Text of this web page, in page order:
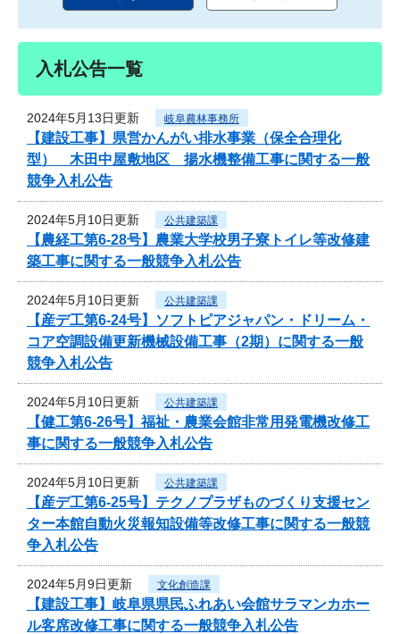
入札公告一覧
2024年5月13日更新 岐阜農林事務所
【建設工事】県営かんがい排水事業（保全合理化
型） 木田中屋敷地区 揚水機整備工事に関する一般
競争入札公告
2024年5月10日更新 公共建築課
【農経工第6-28号】農業大学校男子寮トイレ等改修建
築工事に関する一般競争入札公告
2024年5月10日更新 公共建築課
【産デ工第6-24号】ソフトピアジャパン・ドリーム・
コア空調設備更新機械設備工事（2期）に関する一般
競争入札公告
2024年5月10日更新 公共建築課
【健工第6-26号】福祉・農業会館非常用発電機改修工
事に関する一般競争入札公告
2024年5月10日更新 公共建築課
【産デ工第6-25号】テクノプラザものづくり支援セン
ター本館自動火災報知設備等改修工事に関する一般競
争入札公告
2024年5月9日更新 文化創造課
【建設工事】岐阜県県民ふれあい会館サラマンカホー
ル客席改修工事に関する一般競争入札公告